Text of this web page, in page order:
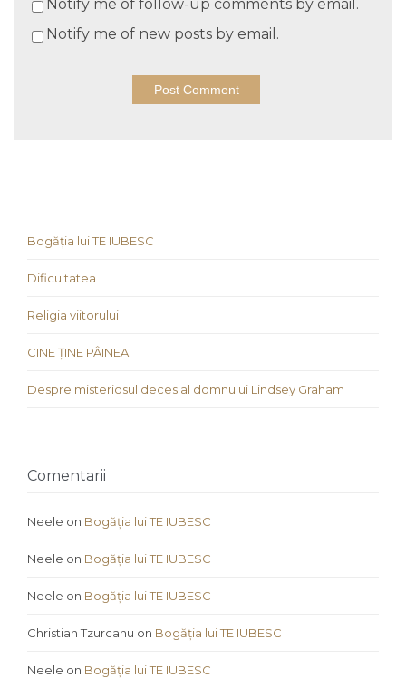
Notify me of follow-up comments by email.
Notify me of new posts by email.
Bogăția lui TE IUBESC
Dificultatea
Religia viitorului
CINE ȚINE PÂINEA
Despre misteriosul deces al domnului Lindsey Graham
Comentarii
Neele on Bogăția lui TE IUBESC
Neele on Bogăția lui TE IUBESC
Neele on Bogăția lui TE IUBESC
Christian Tzurcanu on Bogăția lui TE IUBESC
Neele on Bogăția lui TE IUBESC